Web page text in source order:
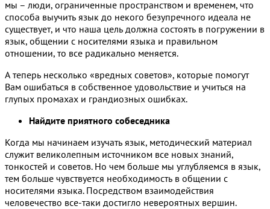
мы – люди, ограниченные пространством и временем, что
способа выучить язык до некого безупречного идеала не
существует, и что наша цель должна состоять в погружении в
язык, общении с носителями языка и правильном
отношении, то все радикально меняется.
А теперь несколько «вредных советов», которые помогут
Вам ошибаться в собственное удовольствие и учиться на
глупых промахах и грандиозных ошибках.
Найдите приятного собеседника
Когда мы начинаем изучать язык, методический материал
служит великолепным источником все новых знаний,
тонкостей и советов. Но чем больше мы углубляемся в язык,
тем больше чувствуется необходимость в общении с
носителями языка. Посредством взаимодействия
человечество все-таки достигло невероятных вершин.